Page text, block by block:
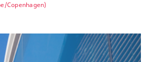
Copenhagen)